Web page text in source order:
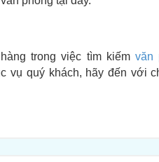
trong việc tìm kiếm văn
vụ quý khách, hãy đến với